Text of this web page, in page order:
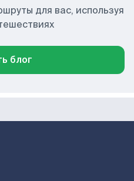
для вас, используя
блог